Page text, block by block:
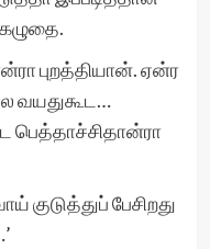
புறத்தியான். ஏன்ர
வயதுகூட…
பெத்தாச்சிதான்ரா
குடுத்துப் பேசிறது